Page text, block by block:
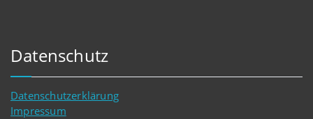
Datenschutz
Datenschutzerklärung
Impressum